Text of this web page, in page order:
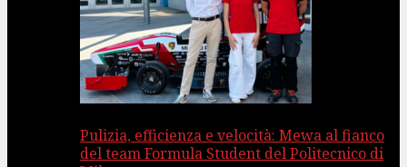
Pulizia, efficienza e velocità: Mewa al fianco
del team Formula Student del Politecnico di